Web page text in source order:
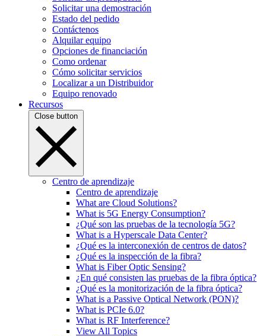
Solicitar una demostración
Estado del pedido
Contáctenos
Alquilar equipo
Opciones de financiación
Como ordenar
Cómo solicitar servicios
Localizar a un Distribuidor
Equipo renovado
Recursos
Close button
Centro de aprendizaje
Centro de aprendizaje
What are Cloud Solutions?
What is 5G Energy Consumption?
¿Qué son las pruebas de la tecnología 5G?
What is a Hyperscale Data Center?
¿Qué es la interconexión de centros de datos?
¿Qué es la inspección de la fibra?
What is Fiber Optic Sensing?
¿En qué consisten las pruebas de la fibra óptica?
¿Qué es la monitorización de la fibra óptica?
What is a Passive Optical Network (PON)?
What is PCIe 6.0?
What is RF Interference?
View All Topics